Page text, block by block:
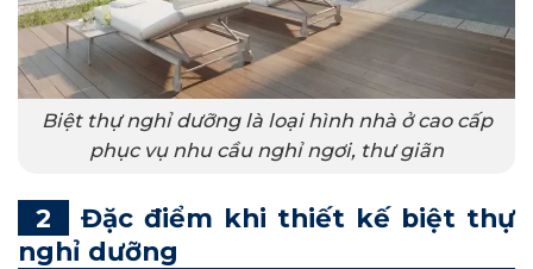
Biệt thự nghỉ dưỡng là loại hình nhà ở cao cấp
phục vụ nhu cầu nghỉ ngơi, thư giãn
Đặc điểm khi thiết kế biệt thự
nghỉ dưỡng